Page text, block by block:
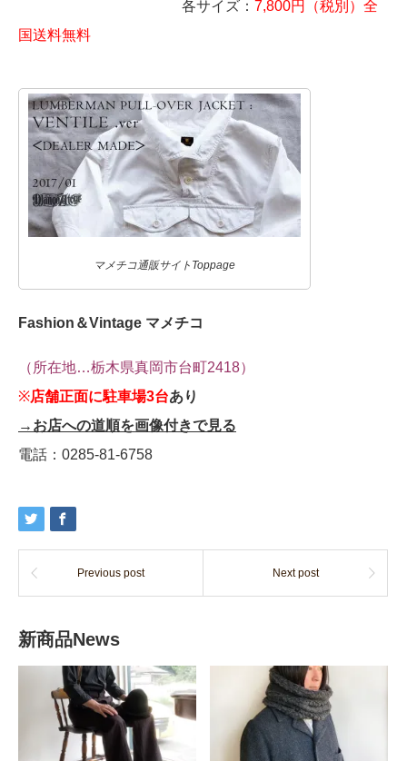
各サイズ： 7,800円（税別）全
国送料無料
マメチコ通販サイトToppage
Fashion＆Vintage マメチコ
（所在地…栃木県真岡市台町2418）
※店舗正面に駐車場3台あり
→お店への道順を画像付きで見る
電話：0285-81-6758
Previous post Next post
新商品News